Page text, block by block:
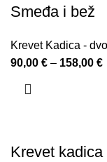
Smeđa i bež
Krevet Kadica -
90,00 € – 158,00 €
Krevet